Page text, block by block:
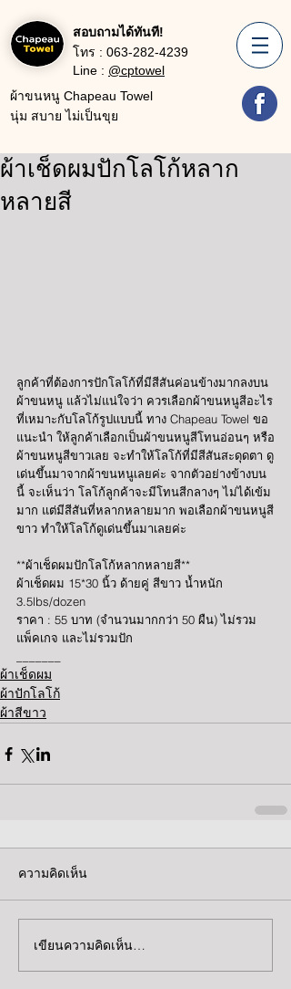
สอบถามได้ทันที!
โทร : 063-282-4239
Line : @cptowel
ผ้าขนหนู Chapeau Towel
นุ่ม สบาย ไม่เป็นขุย
ผ้าเช็ดผมปักโลโก้หลาก
หลายสี
ลูกค้าที่ต้องการปักโลโก้ที่มีสีสันค่อนข้างมากลงบน
ผ้าขนหนู แล้วไม่แน่ใจว่า ควรเลือกผ้าขนหนูสีอะไร
ที่เหมาะกับโลโก้รูปแบบนี้ ทาง Chapeau Towel ขอ
แนะนำ ให้ลูกค้าเลือกเป็นผ้าขนหนูสีโทนอ่อนๆ หรือ
ผ้าขนหนูสีขาวเลย จะทำให้โลโก้ที่มีสีสันสะดุดตา ดู
เด่นขึ้นมาจากผ้าขนหนูเลยค่ะ จากตัวอย่างข้างบน
นี้ จะเห็นว่า โลโก้ลูกค้าจะมีโทนสีกลางๆ ไม่ได้เข้ม
มาก แต่มีสีสันที่หลากหลายมาก พอเลือกผ้าขนหนูสี
ขาว ทำให้โลโก้ดูเด่นขึ้นมาเลยค่ะ
**ผ้าเช็ดผมปักโลโก้หลากหลายสี**
ผ้าเช็ดผม 15*30 นิ้ว ด้ายคู่ สีขาว น้ำหนัก
3.5lbs/dozen
ราคา : 55 บาท (จำนวนมากกว่า 50 ผืน) ไม่รวม
แพ็คเกจ และไม่รวมปัก
ผ้าเช็ดผม
ผ้าปักโลโก้
ผ้าสีขาว
ความคิดเห็น
เขียนความคิดเห็น…